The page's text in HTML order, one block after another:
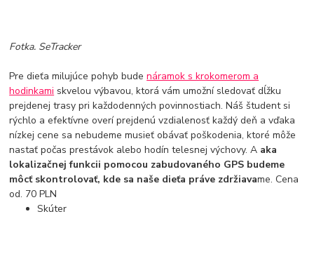
Fotka. SeTracker
Pre dieťa milujúce pohyb budenáramok s krokomerom a
hodinkami skvelou výbavou, ktorá vám umožní sledovať dĺžku
prejdenej trasy pri každodenných povinnostiach. Náš študent si
rýchlo a efektívne overí prejdenú vzdialenosť každý deň a vďaka
nízkej cene sa nebudeme musieť obávať poškodenia, ktoré môže
nastať počas prestávok alebo hodín telesnej výchovy. A aka
lokalizačnej funkcii pomocou zabudovaného GPS budeme
môcť skontrolovať, kde sa naše dieťa práve zdržiavame. Cena
od. 70 PLN
Skúter